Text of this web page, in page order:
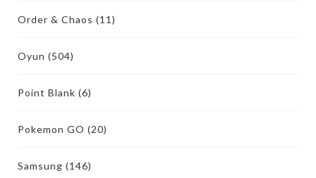
Order & Chaos (11)
Oyun (504)
Point Blank (6)
Pokemon GO (20)
Samsung (146)